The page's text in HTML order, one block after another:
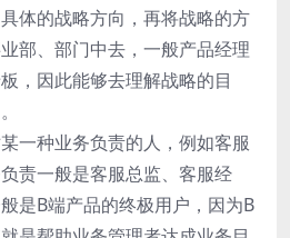
体的战略方向，再将战略的方
部、部门中去，一般产品经理
，因此能够去理解战略的目
一种业务负责的人，例如客服
责一般是客服总监、客服经
是B端产品的终极用户，因为B